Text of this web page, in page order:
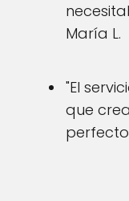
María L.
"El
que